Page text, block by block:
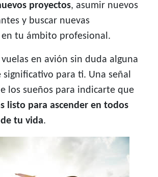
proyectos, asumir nuevos
y buscar nuevas
en tu ámbito profesional.
en avión sin duda alguna
significativo para ti. Una señal
los sueños para indicarte que
listo para ascender en todos
tu vida.